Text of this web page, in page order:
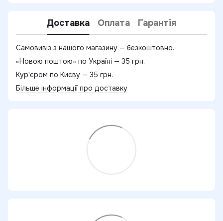
Доставка Оплата Гарантія
Самовивіз з нашого магазину — безкоштовно.
«Новою поштою» по Україні — 35 грн.
Кур'єром по Києву — 35 грн.
Більше інформації про доставку